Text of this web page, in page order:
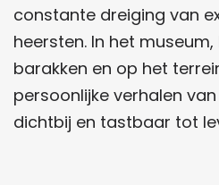
constante dreiging van
heersten. In het
barakken en op het
persoonlijke verhalen
dichtbij en tastbaar tot